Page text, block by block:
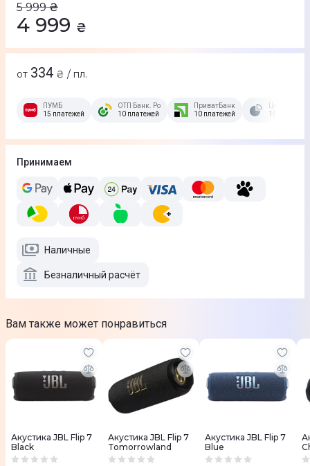
5 999 ₴
4 999 ₴
от 334 ₴ / пл.
ПУМБ
15 платежей
ОТП Банк. Розстрочка Скибочка.
10 платежей
ПриватБанк
10 платежей
15 платежей
Принимаем
Наличные
Безналичный расчёт
Вам также может понравиться
Акустика JBL Flip 7
Black
Акустика JBL Flip 7
Tomorrowland
Акустика JBL Flip 7
Blue